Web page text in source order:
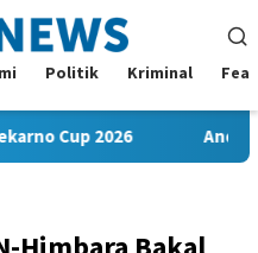
Politik Kriminal
2026 Andi Satya